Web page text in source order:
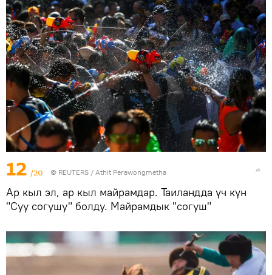
12 /20 © REUTERS / Athit Perawongmetha
Ар кыл эл, ар кыл майрамдар. Таиландда үч күн
"Суу согушу" болду. Майрамдык "согуш"